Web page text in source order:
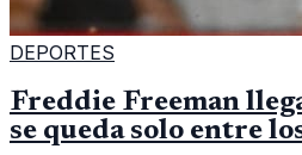
DEPORTES
Freddie Freeman
se queda solo entre